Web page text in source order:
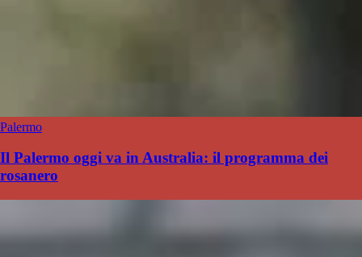
Palermo
Il Palermo oggi va in Australia: il programma dei
rosanero